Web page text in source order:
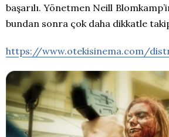
başarılı. Yönetmen Neill
bundan sonra çok daha dikkatle
https://www.otekisinema.com/